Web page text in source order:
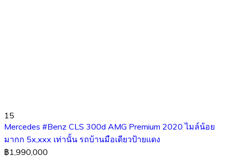
15
Mercedes #Benz CLS 300d AMG Premium 2020 ไมล์น้อย
มากก 5x,xxx เท่านั้น รถบ้านมือเดียวป้ายแดง
฿1,990,000